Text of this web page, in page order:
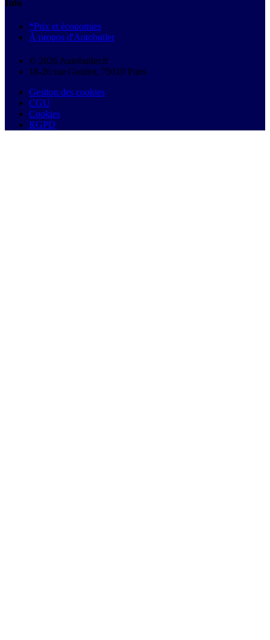
Info
*Prix et économies
À propos d'Autobutler
© 2026 Autobutler.fr
18-26 rue Goubet, 75019 Paris
Gestion des cookies
CGU
Cookies
RGPD